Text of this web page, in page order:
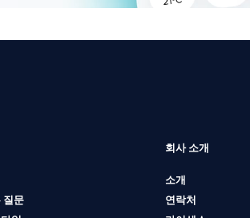
질문
회사 소개
소개
연락처